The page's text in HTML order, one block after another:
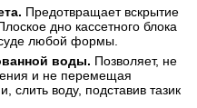
Предотвращает вскрытие
дно кассетного блока
любой формы.
воды. Позволяет, не
и не перемещая
слить воду, подставив тазик